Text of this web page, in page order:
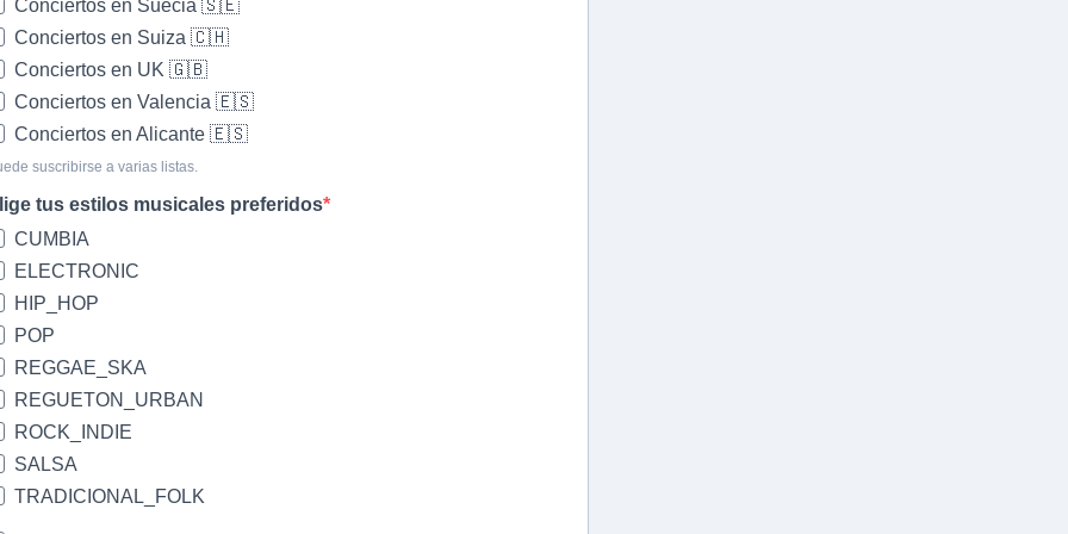
Conciertos en Suecia 🇸🇪
Conciertos en Suiza 🇨🇭
Conciertos en UK 🇬🇧
Conciertos en Valencia 🇪🇸
Conciertos en Alicante 🇪🇸
suscribirse a varias listas.
tus estilos musicales preferidos
CUMBIA
ELECTRONIC
HIP_HOP
POP
REGGAE_SKA
REGUETON_URBAN
ROCK_INDIE
SALSA
TRADICIONAL_FOLK